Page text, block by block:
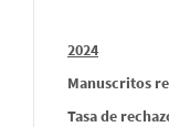
2024
Manuscritos
Tasa de